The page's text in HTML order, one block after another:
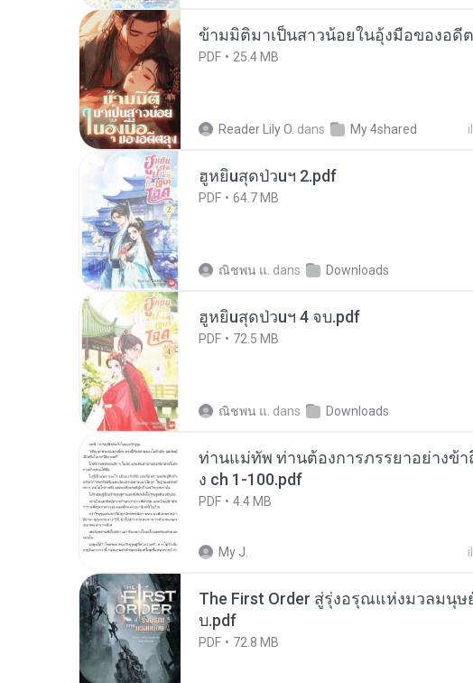
ข้ามมิติมาเป็นสาวน้อยในอุ้งมือของอดี
PDF 25.4 MB
Reader Lily O. dans My 4shared
ฮูหยิuสุดป่วuฯ 2.pdf
PDF 64.7 MB
ณิชพน แ. dans Downloads
ฮูหยิuสุดป่วuฯ 4 จบ.pdf
PDF 72.5 MB
ณิชพน แ. dans Downloads
ท่านแม่ทัพ ท่านต้องการภรรยาอย่างข้า
ง ch 1-100.pdf
PDF 4.4 MB
My J.
The First Order สู่รุ่งอรุณแห่งมวลมนุษ
บ.pdf
PDF 72.8 MB